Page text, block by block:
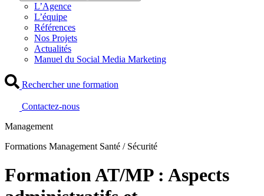
L’Agence
L’équipe
Références
Nos Projets
Actualités
Manuel du Social Media Marketing
Rechercher une formation
Contactez-nous
Management
Formations Management Santé / Sécurité
Formation AT/MP : Aspects